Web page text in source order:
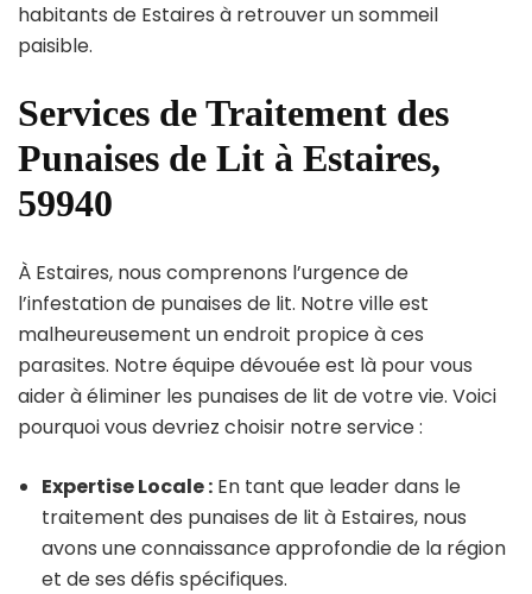
habitants de Estaires à retrouver un sommeil
paisible.
Services de Traitement des
Punaises de Lit à Estaires,
59940
À Estaires, nous comprenons l’urgence de
l’infestation de punaises de lit. Notre ville est
malheureusement un endroit propice à ces
parasites. Notre équipe dévouée est là pour vous
aider à éliminer les punaises de lit de votre vie. Voici
pourquoi vous devriez choisir notre service :
Expertise Locale : En tant que leader dans le
traitement des punaises de lit à Estaires, nous
avons une connaissance approfondie de la région
et de ses défis spécifiques.